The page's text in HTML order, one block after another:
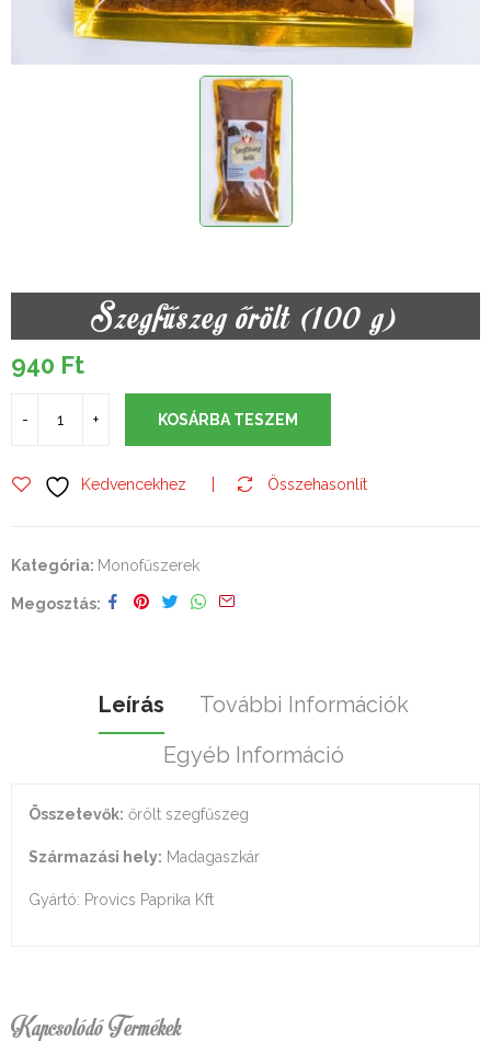
Szegfűszeg őrölt (100 g)
940 Ft
KOSÁRBA TESZEM
Kedvencekhez Összehasonlít
Kategória: Monofűszerek
Megosztás
Leírás
További Információk
Egyéb Információ
Összetevők: őrölt szegfűszeg
Származási hely: Madagaszkár
Gyártó: Provics Paprika Kft
Kapcsolódó Termékek